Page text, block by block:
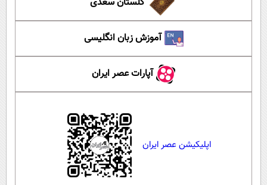
آموزش زبان انگلیسی
آپارات عصر ایران
اپلیکیشن عصر ایران